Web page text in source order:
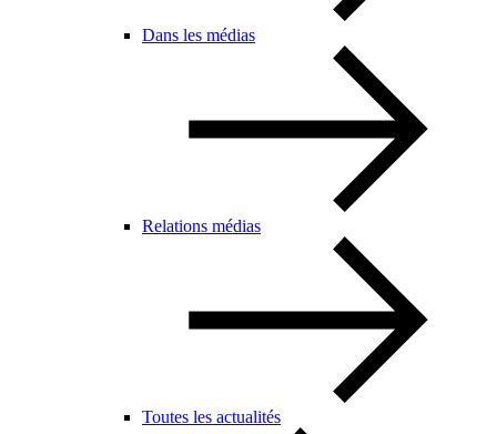
Dans les médias
Relations médias
Toutes les actualités